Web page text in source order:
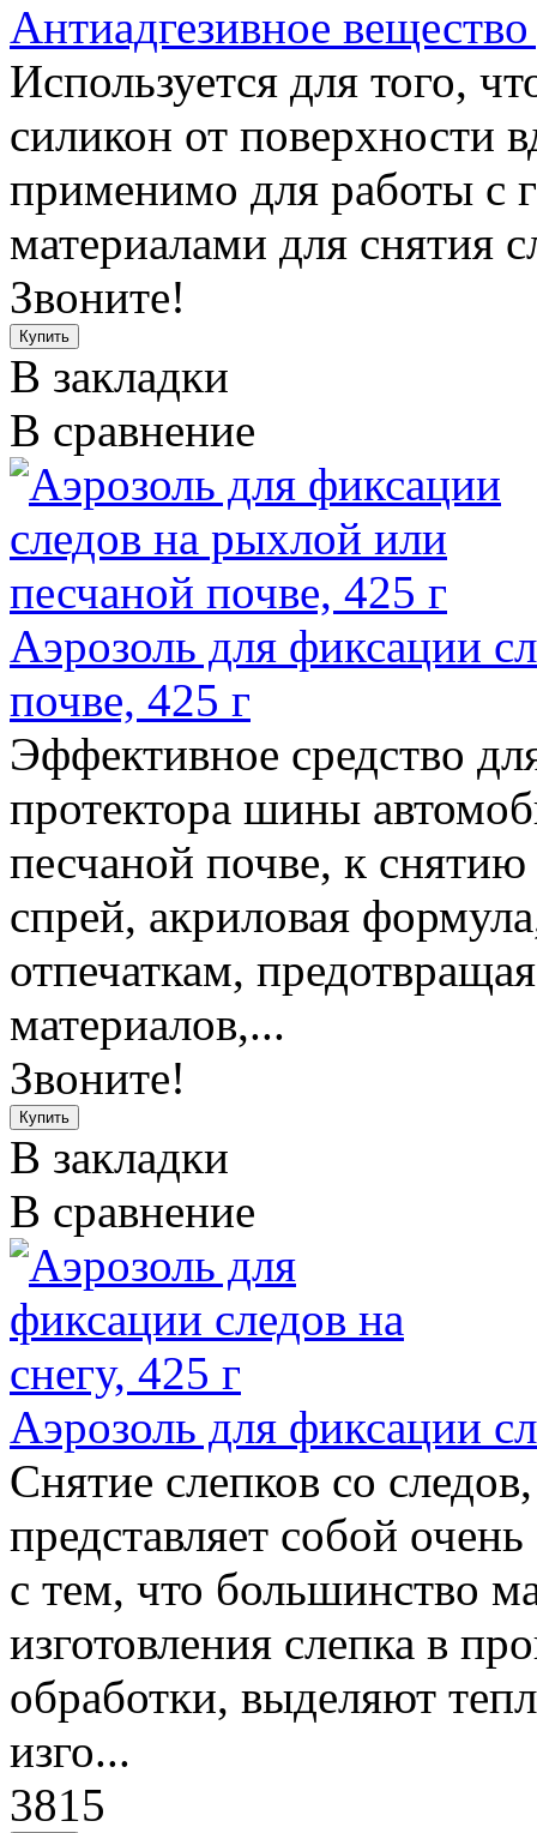
Антиадгезивное
Используется для того,
силикон от поверхности
применимо для работы с
материалами для снятия
Звоните!
В закладки
В сравнение
Аэрозоль для фиксации
почве, 425 г
Эффективное средство
протектора шины
песчаной почве, к
спрей, акриловая
отпечаткам,
материалов,...
Звоните!
В закладки
В сравнение
Аэрозоль для фиксации
Снятие слепков со
представляет собой
с тем, что большинство
изготовления слепка в
обработки, выделяют
изго...
3815